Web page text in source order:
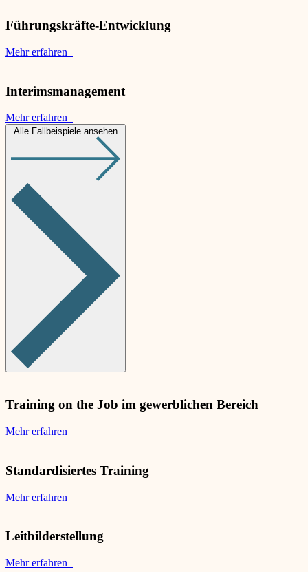
Führungskräfte-Entwicklung
Mehr erfahren
Interimsmanagement
Mehr erfahren
Alle Fallbeispiele ansehen
Training on the Job im gewerblichen Bereich
Mehr erfahren
Standardisiertes Training
Mehr erfahren
Leitbilderstellung
Mehr erfahren